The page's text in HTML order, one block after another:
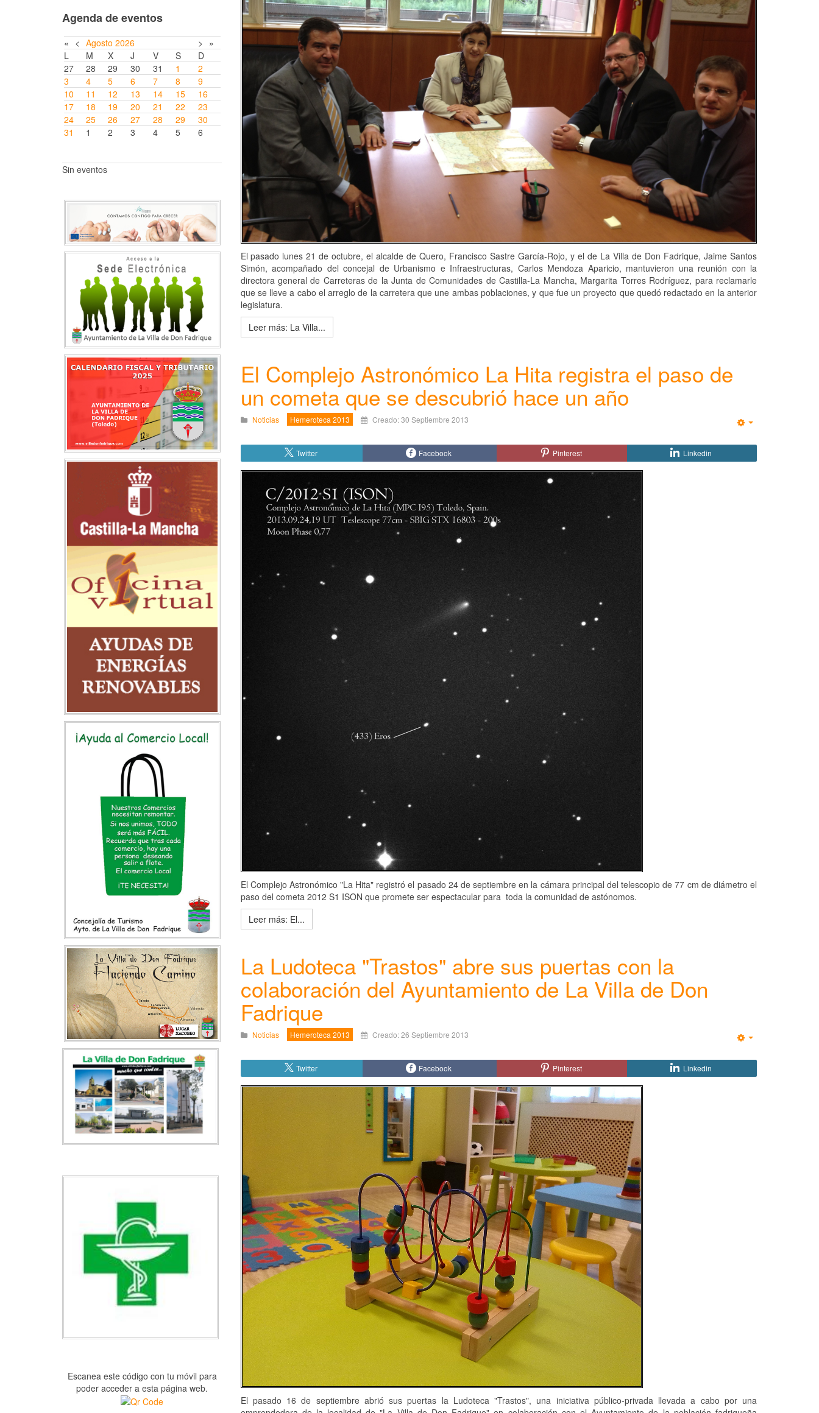
El pasado lunes 21 de octubre, el alcalde de Quero, Francisco Sastre García-Rojo, y el de La Villa de Don Fadrique, Jaime Santos
Simón, acompañado del concejal de Urbanismo e Infraestructuras, Carlos Mendoza Aparicio, mantuvieron una reunión con la
directora general de Carreteras de la Junta de Comunidades de Castilla-La Mancha, Margarita Torres Rodríguez, para reclamarle
que se lleve a cabo el arreglo de la carretera que une ambas poblaciones, y que fue un proyecto que quedó redactado en la anterior
legislatura.
Leer más: La Villa...
El Complejo Astronómico La Hita registra el paso de
un cometa que se descubrió hace un año
Noticias Hemeroteca 2013 Creado: 30 Septiembre 2013
Twitter Facebook Pinterest Linkedin
El Complejo Astronómico "La Hita" registró el pasado 24 de septiembre en la cámara principal del telescopio de 77 cm de diámetro el
paso del cometa 2012 S1 ISON que promete ser espectacular para toda la comunidad de astónomos.
Leer más: El...
La Ludoteca "Trastos" abre sus puertas con la
colaboración del Ayuntamiento de La Villa de Don
Fadrique
Noticias Hemeroteca 2013 Creado: 26 Septiembre 2013
Twitter Facebook Pinterest Linkedin
El pasado 16 de septiembre abrió sus puertas la Ludoteca "Trastos", una iniciativa público-privada llevada a cabo por una
Agenda de eventos
« < Agosto 2026 > »
L
M X J V S
D
27
28 29 30 31 1
2
3
4 5 6 7 8
9
10
11 12 13 14 15
16
17
18 19 20 21 22
23
24
25 26 27 28 29
30
31
1 2 3 4 5 6
Sin eventos
Escanea este código con tu móvil para
poder acceder a esta página web.